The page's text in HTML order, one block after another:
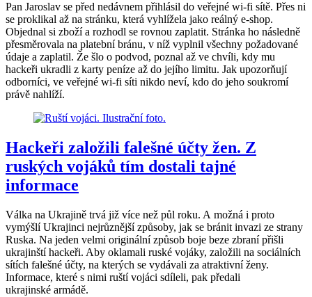
Pan Jaroslav se před nedávnem přihlásil do veřejné wi-fi sítě. Přes ni
se proklikal až na stránku, která vyhlížela jako reálný e-shop.
Objednal si zboží a rozhodl se rovnou zaplatit. Stránka ho následně
přesměrovala na platební bránu, v níž vyplnil všechny požadované
údaje a zaplatil. Že šlo o podvod, poznal až ve chvíli, kdy mu
hackeři ukradli z karty peníze až do jejího limitu. Jak upozorňují
odborníci, ve veřejné wi-fi síti nikdo neví, kdo do jeho soukromí
právě nahlíží.
Hackeři založili falešné účty žen. Z
ruských vojáků tím dostali tajné
informace
Válka na Ukrajině trvá již více než půl roku. A možná i proto
vymýšlí Ukrajinci nejrůznější způsoby, jak se bránit invazi ze strany
Ruska. Na jeden velmi originální způsob boje beze zbraní přišli
ukrajinští hackeři. Aby oklamali ruské vojáky, založili na sociálních
sítích falešné účty, na kterých se vydávali za atraktivní ženy.
Informace, které s nimi ruští vojáci sdíleli, pak předali
ukrajinské armádě.